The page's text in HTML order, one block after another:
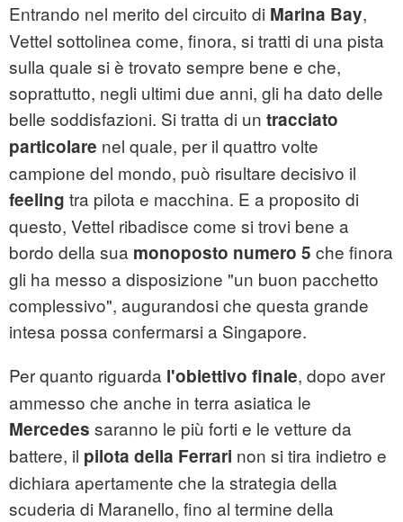
Entrando nel merito del circuito di Marina Bay,
Vettel sottolinea come, finora, si tratti di una pista
sulla quale si è trovato sempre bene e che,
soprattutto, negli ultimi due anni, gli ha dato delle
belle soddisfazioni. Si tratta di un tracciato
particolare nel quale, per il quattro volte
campione del mondo, può risultare decisivo il
feeling tra pilota e macchina. E a proposito di
questo, Vettel ribadisce come si trovi bene a
bordo della sua monoposto numero 5 che finora
gli ha messo a disposizione "un buon pacchetto
complessivo", augurandosi che questa grande
intesa possa confermarsi a Singapore.
Per quanto riguarda l'obiettivo finale, dopo aver
ammesso che anche in terra asiatica le
Mercedes saranno le più forti e le vetture da
battere, il pilota della Ferrari non si tira indietro e
dichiara apertamente che la strategia della
scuderia di Maranello, fino al termine della